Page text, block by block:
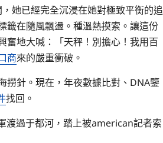
她已經完全沉浸在她對極致平衡的追
籤在隨風飄盪。種溫熱摸索。讓這份
奮地大喊：「天秤！別擔心！我用百
商來的嚴重衝破。
撈針。現在，年夜數據比對、DNA鑒
找回。
過于都河，踏上被american記者索